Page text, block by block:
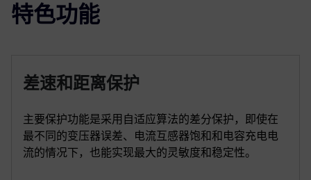
特色功能
差速和距离保护
主要保护功能是采用自适应算法的差分保护，即使在
最不同的变压器误差、电流互感器饱和和电容充电电
流的情况下，也能实现最大的灵敏度和稳定性。